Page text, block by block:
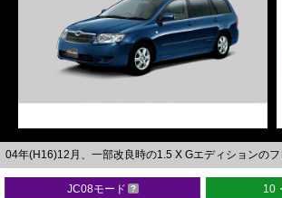
04年(H16)12月、一部改良時の1.5 X Gエディションのフ
JC08モード 10